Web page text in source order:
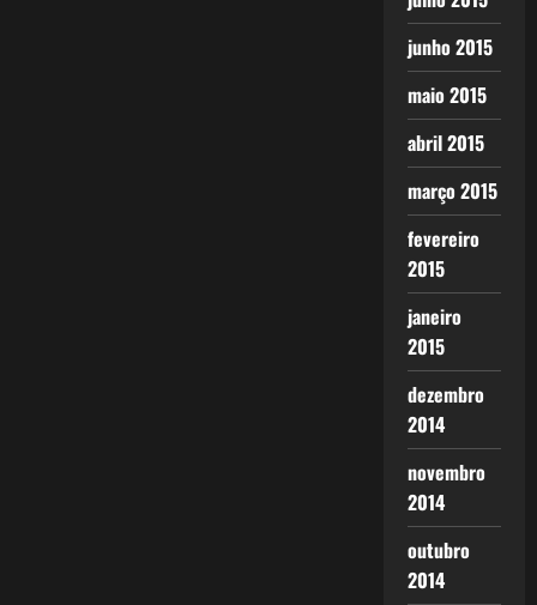
junho 2015
maio 2015
abril 2015
março 2015
fevereiro
2015
janeiro
2015
dezembro
2014
novembro
2014
outubro
2014